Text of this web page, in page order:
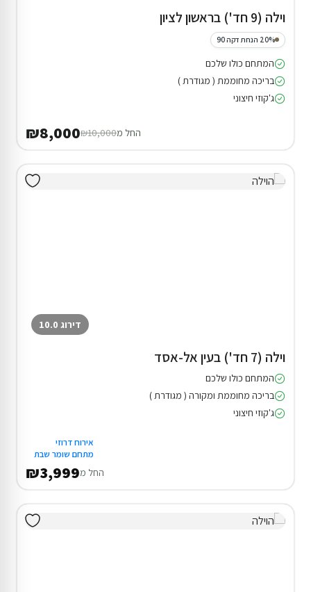
וילה (9 חד') בראשון לציון
20% הנחת דקה 90
המתחם כולו שלכם
בריכה מחוממת ( מגודרת )
ג'קוזי חיצוני
החל מ₪10,000
₪8,000
דירוג 10.0
וילה (7 חד') בעין אל-אסד
המתחם כולו שלכם
בריכה מחוממת ומקורה ( מגודרת )
ג'קוזי חיצוני
אירוח דרוזי
מתחם שומר שבת
החל מ₪3,999